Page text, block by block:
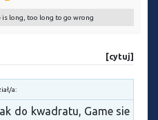
long, too long to go wrong
[cytuj]
a:
do kwadratu, Game sie